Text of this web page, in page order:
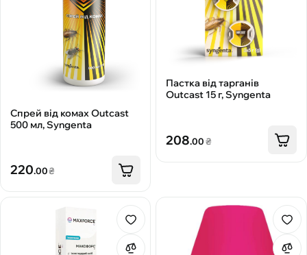
Спрей від комах Outcast
500 мл, Syngenta
220.00₴
Пастка від тарганів
Outcast 15 г, Syngenta
208.00₴